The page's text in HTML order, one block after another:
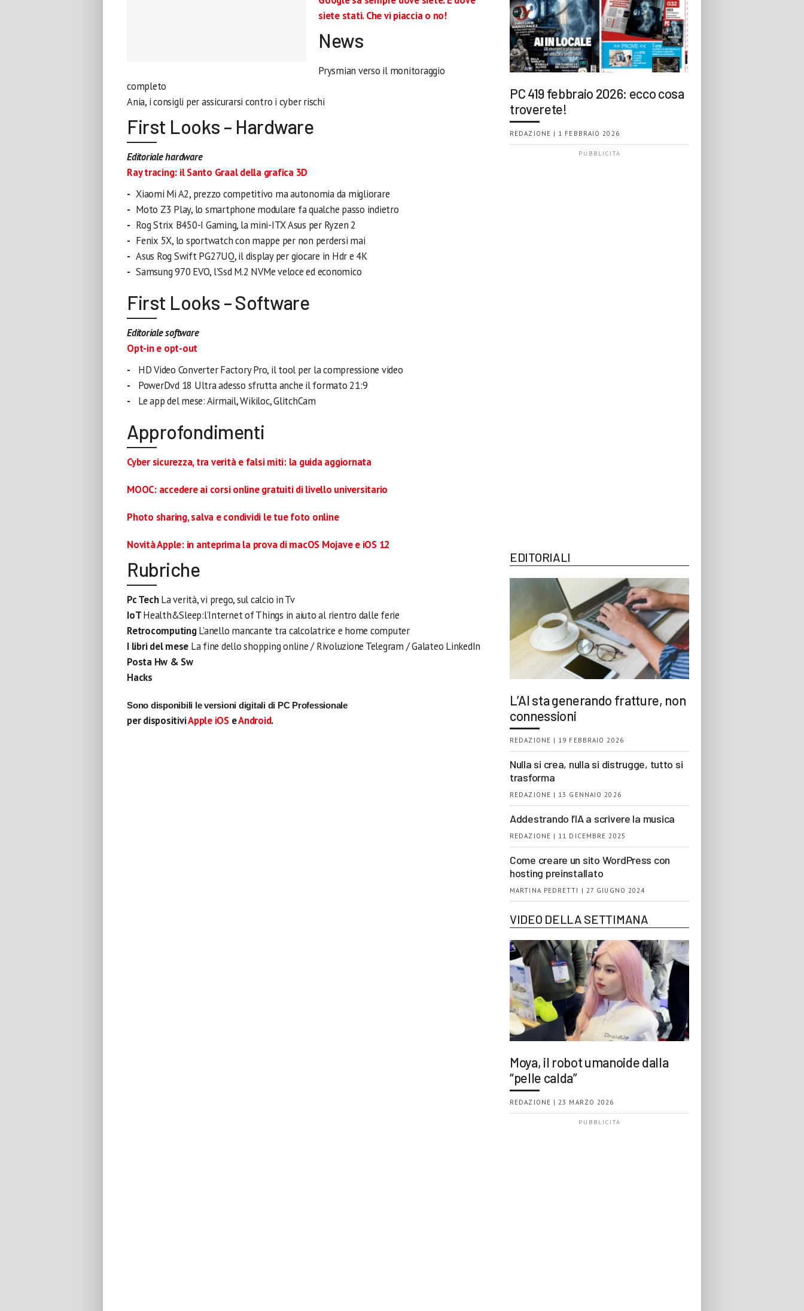
siete stati. Che vi piaccia o no!
News
Prysmian verso il monitoraggio
completo
Ania, i consigli per assicurarsi contro i cyber rischi
First Looks – Hardware
Editoriale hardware
Ray tracing: il Santo Graal della grafica 3D
Xiaomi Mi A2, prezzo competitivo ma autonomia da migliorare
Moto Z3 Play, lo smartphone modulare fa qualche passo indietro
Rog Strix B450-I Gaming, la mini-ITX Asus per Ryzen 2
Fenix 5X, lo sportwatch con mappe per non perdersi mai
Asus Rog Swift PG27UQ, il display per giocare in Hdr e 4K
Samsung 970 EVO, l’Ssd M.2 NVMe veloce ed economico
First Looks – Software
Editoriale software
Opt-in e opt-out
HD Video Converter Factory Pro, il tool per la compressione video
PowerDvd 18 Ultra adesso sfrutta anche il formato 21:9
Le app del mese: Airmail, Wikiloc, GlitchCam
Approfondimenti
Cyber sicurezza, tra verità e falsi miti: la guida aggiornata
MOOC: accedere ai corsi online gratuiti di livello universitario
Photo sharing, salva e condividi le tue foto online
Novità Apple: in anteprima la prova di macOS Mojave e iOS 12
Rubriche
Pc TechLa verità, vi prego, sul calcio in Tv
IoTHealth&Sleep:l’Internet of Things in aiuto al rientro dalle ferie
RetrocomputingL’anello mancante tra calcolatrice e home computer
I libri del mese La fine dello shopping online / Rivoluzione Telegram / Galateo LinkedIn
Posta Hw & Sw
Hacks
Sono disponibili le versioni digitali di PC Professionale
per dispositiviApple iOS eAndroid.
PC 419 febbraio 2026: ecco cosa
troverete!
REDAZIONE | 1 FEBBRAIO 2026
EDITORIALI
L’AI sta generando fratture, non
connessioni
REDAZIONE | 19 FEBBRAIO 2026
Nulla si crea, nulla si distrugge, tutto si
trasforma
REDAZIONE | 13 GENNAIO 2026
Addestrando l’IA a scrivere la musica
REDAZIONE | 11 DICEMBRE 2025
Come creare un sito WordPress con
hosting preinstallato
MARTINA PEDRETTI | 27 GIUGNO 2024
VIDEO DELLA SETTIMANA
Moya, il robot umanoide dalla
“pelle calda”
REDAZIONE | 23 MARZO 2026